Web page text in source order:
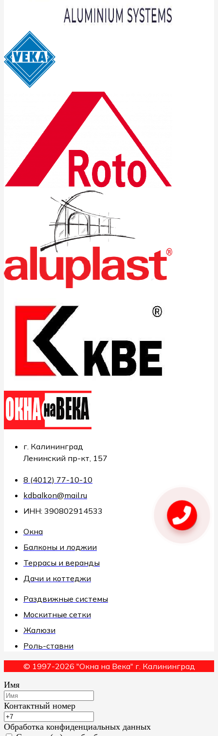
г. Калининград
Ленинский пр-кт, 157
8 (4012) 77-10-10
kdbalkon@mail.ru
ИНН: 390802914533
Окна
Балконы и лоджии
Террасы и веранды
Дачи и коттеджи
Раздвижные системы
Москитные сетки
Жалюзи
Роль-ставни
© 1997-2026 "Окна на Века" г. Калининград
Имя
Контактный номер
Обработка конфиденциальных данных